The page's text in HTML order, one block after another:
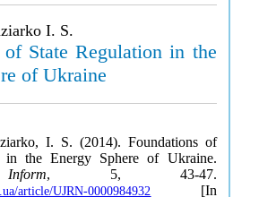
I. S.
of State Regulation in the
of Ukraine
I. S. (2014). Foundations of
in the Energy Sphere of Ukraine.
, 5, 43-47.
article/UJRN-0000984932 [In